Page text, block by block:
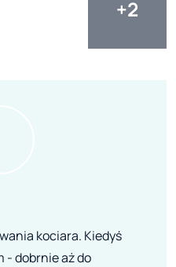
kociara. Kiedyś
- dobrnie aż do